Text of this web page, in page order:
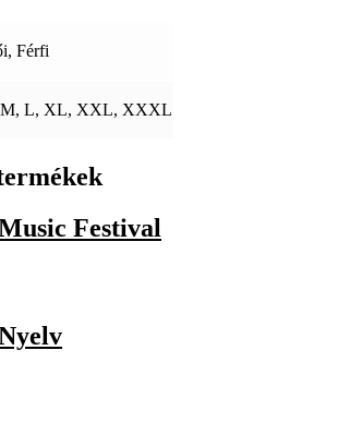
Férfi
M, L, XL, XXL, XXXL
Festival